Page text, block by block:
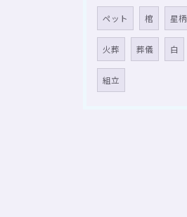
ペット 棺 星柄
火葬 葬儀 白
組立